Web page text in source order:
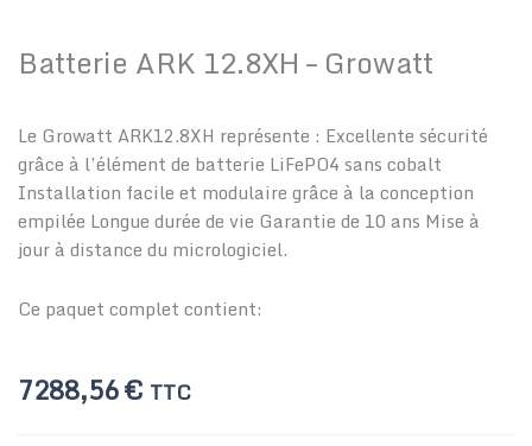
Batterie ARK 12.8XH – Growatt
Le Growatt ARK12.8XH représente : Excellente sécurité
grâce à l’élément de batterie LiFePO4 sans cobalt
Installation facile et modulaire grâce à la conception
empilée Longue durée de vie Garantie de 10 ans Mise à
jour à distance du micrologiciel.
Ce paquet complet contient:
7288,56€ TTC